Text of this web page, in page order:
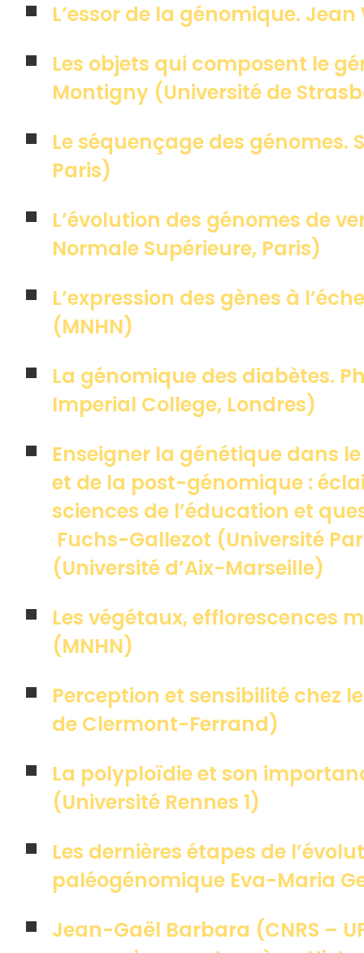
L’essor de la génomique.
Les objets qui composent le
Montigny (Université de
Le séquençage des génomes.
Paris)
L’évolution des génomes de
Normale Supérieure, Paris)
L’expression des gènes à
(MNHN)
La génomique des diabètes.
Imperial College, Londres)
Enseigner la génétique dans
et de la post-génomique :
sciences de l’éducation et
Fuchs-Gallezot (Université
(Université d’Aix-Marseille)
Les végétaux, efflorescences
(MNHN)
Perception et sensibilité chez
de Clermont-Ferrand)
La polyploïdie et son
(Université Rennes 1)
Les dernières étapes de
paléogénomique Eva-Maria
Jean-Gaël Barbara (CNRS –